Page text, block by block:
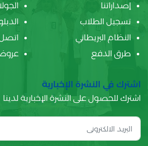
إصداراتنا
تسجيل الطلاب
النظام البريطاني
اتصل
طرق الدفع
اشترك في النشرة الإخبارية
اشترك للحصول على النشرة الإخبارية لدينا